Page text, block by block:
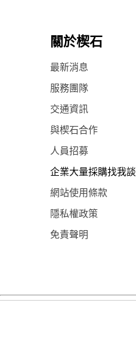
關於楔石
最新消息
服務團隊
交通資訊
與楔石合作
人員招募
企業大量採購找我談
網站使用條款
隱私權政策
免責聲明